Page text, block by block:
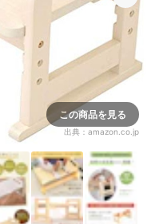
この商品を見る
出典： amazon.co.jp